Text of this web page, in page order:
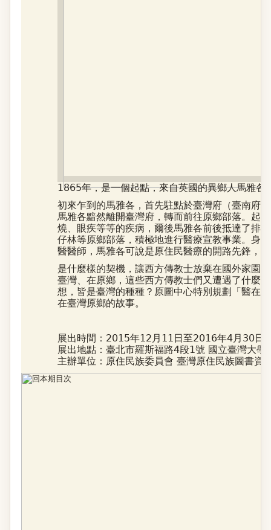
1865年，是一個起點，來自英國的異鄉人馬雅
初來乍到的馬雅各，首先駐點於臺灣府（臺南府
馬雅各黯然離開臺灣府，轉而前往原鄉部落。起
燒、眼疾等等的疾病，爾後馬雅各前後抵達了排
仔林等原鄉部落，積極地進行醫療宣教事業。身
醫醫師，馬雅各可說是原住民醫療的開路先鋒，
是什麼樣的契機，讓西方傳教士放棄在國外家園
臺灣、在原鄉，這些西方傳教士們又遭遇了什麼
想，皆是臺灣的種種？原圖中心特別規劃「醫在
在臺灣原鄉的故事。
展出時間：2015年12月11日至2016年4月30日
展出地點：臺北市羅斯福路4段1號 國立臺灣大學
主辦單位：原住民族委員會 臺灣原住民族圖書資